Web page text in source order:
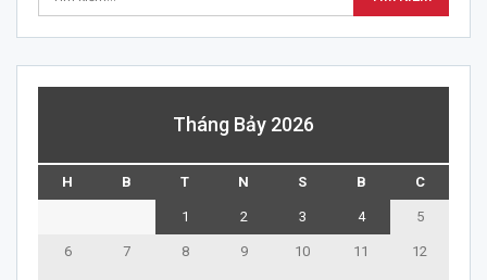
Tháng Bảy 2026
H B T N S B C
1 2 3 4 5
6 7 8 9 10 11 12